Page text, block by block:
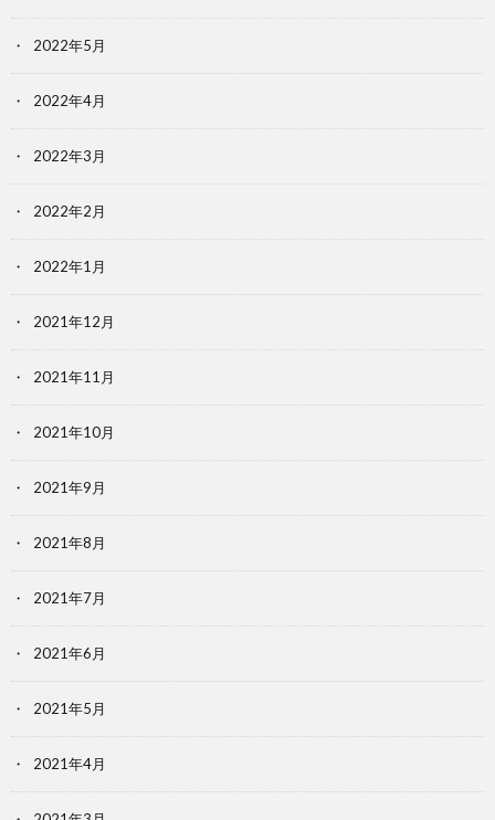
2022年5月
2022年4月
2022年3月
2022年2月
2022年1月
2021年12月
2021年11月
2021年10月
2021年9月
2021年8月
2021年7月
2021年6月
2021年5月
2021年4月